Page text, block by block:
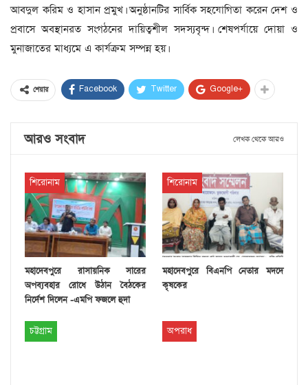
আবদুল করিম ও হাসান প্রমুখ। অনুষ্ঠানটির সার্বিক সহযোগিতা করেন দেশ ও
প্রবাসে অবস্থানরত সংগঠনের দায়িত্বশীল সদস্যবৃন্দ। শেষপর্যায়ে দোয়া ও
মুনাজাতের মাধ্যমে এ কার্যক্রম সম্পন্ন হয়।
শেয়ার Facebook Twitter Google+
আরও সংবাদ লেখক থেকে আরও
শিরোনাম
মহাদেবপুরে রাসায়নিক সারের
অপব্যবহার রোধে উঠান বৈঠকের
নির্দেশ দিলেন -এমপি ফজলে হুদা
শিরোনাম
মহাদেবপুরে বিএনপি নেতার মদদে
কৃষকের
চট্টগ্রাম অপরাধ